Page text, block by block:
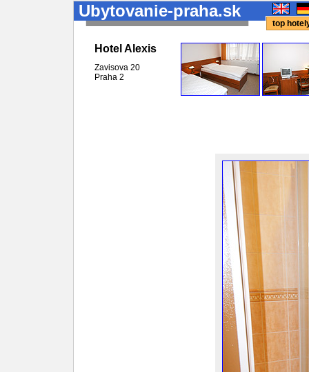
Ubytovanie-praha.sk
top
Hotel Alexis
Zavisova 20
Praha 2